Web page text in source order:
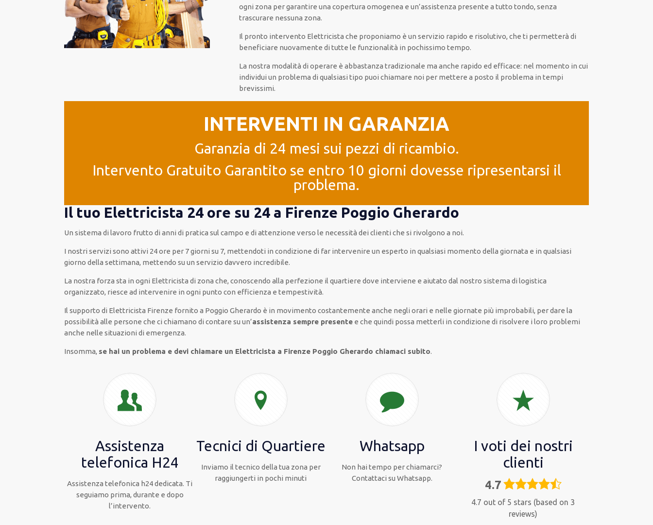
ogni zona pergarantire una copertura omogenea e un’assistenza presente a tutto tondo, senza
trascurare nessuna zona.
Il pronto intervento Elettricista che proponiamo è un servizio rapido e risolutivo, che ti permetterà di
beneficiare nuovamente di tutte le funzionalità in pochissimo tempo.
La nostra modalità di operare è abbastanza tradizionale ma anche rapido ed efficace: nel momento in cui
individui un problema di qualsiasi tipo puoi chiamare noi per mettere a posto il problema in tempi
brevissimi.
INTERVENTI IN GARANZIA
Garanzia di 24 mesi sui pezzi di ricambio.
Intervento Gratuito Garantito se entro 10 giorni dovesse ripresentarsi il
problema.
Il tuo Elettricista 24 ore su 24 a Firenze Poggio Gherardo
Un sistema di lavoro frutto di anni di pratica sul campo e di attenzione verso le necessitàdei clienti che si rivolgono a noi.
I nostri servizi sono attivi 24 ore per 7 giorni su 7, mettendoti in condizione di far intervenire un esperto inqualsiasi momento della giornata e inqualsiasi
giorno della settimana, mettendo su un serviziodavvero incredibile.
La nostra forza sta in ogni Elettricista di zona che, conoscendo alla perfezione il quartiere dove interviene eaiutato dal nostro sistema di logistica
organizzato, riesce ad intervenire in ogni punto con efficienza e tempestività.
Il supporto di Elettricista Firenze fornito a Poggio Gherardo è in movimento costantemente anche negli orari e nelle giornate più improbabili, perdare la
possibilità alle persone che ci chiamano dicontare su un’assistenza sempre presente e chequindi possa metterli in condizione di risolvere i loro problemi
anche nelle situazioni di emergenza.
Insomma, se hai un problema e devi chiamare un Elettricista a Firenze Poggio Gherardo chiamaci subito.
Assistenza
telefonica H24
Assistenza telefonica h24 dedicata. Ti
seguiamo prima, durante e dopo
l’intervento.
Tecnici di Quartiere
Inviamo il tecnico della tua zona per
raggiungerti in pochi minuti
Whatsapp
Non hai tempo per chiamarci?
Contattaci su Whatsapp.
I voti dei nostri
clienti
4.7 4,7
4.7 out of 5 stars (based on 3
reviews)